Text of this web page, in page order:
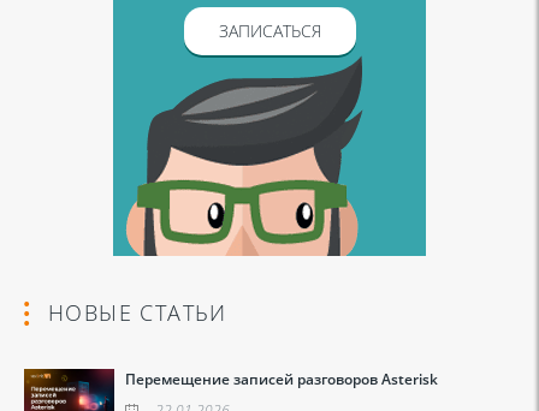
ЗАПИСАТЬСЯ
НОВЫЕ СТАТЬИ
Перемещение записей разговоров Asterisk